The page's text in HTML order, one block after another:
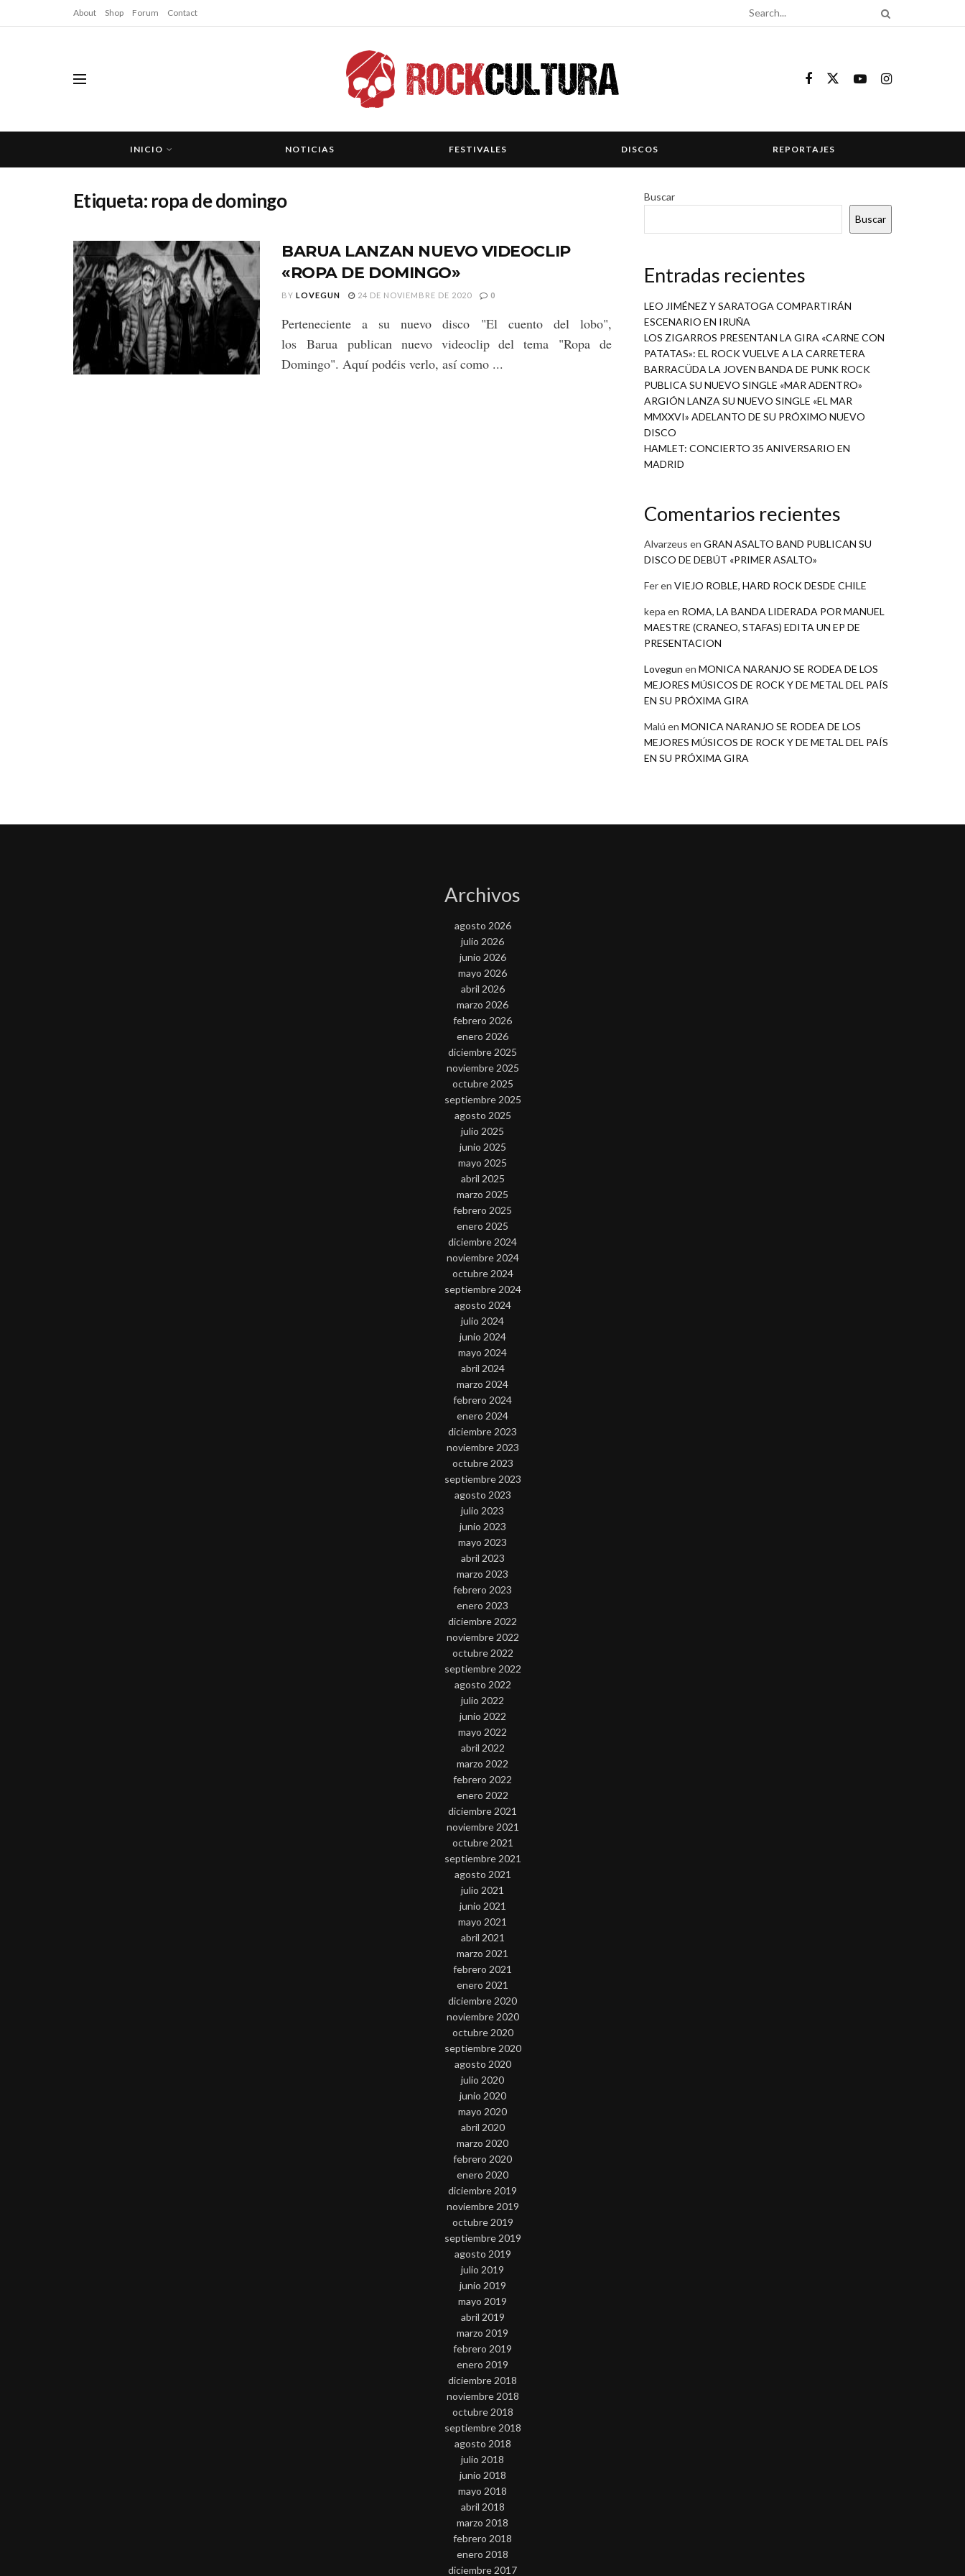
About Shop Forum Contact
INICIO NOTICIAS FESTIVALES DISCOS REPORTAJES
Etiqueta: ropa de domingo
BARUA LANZAN NUEVO VIDEOCLIP
«ROPA DE DOMINGO»
BY LOVEGUN 24 DE NOVIEMBRE DE 2020 0
Perteneciente a su nuevo disco "El cuento del lobo",
los Barua publican nuevo videoclip del tema "Ropa de
Domingo". Aquí podéis verlo, así como ...
Buscar
Buscar
Entradas recientes
LEO JIMÉNEZ Y SARATOGA COMPARTIRÁN
ESCENARIO EN IRUÑA
LOS ZIGARROS PRESENTAN LA GIRA «CARNE CON
PATATAS»: EL ROCK VUELVE A LA CARRETERA
BARRACÜDA LA JOVEN BANDA DE PUNK ROCK
PUBLICA SU NUEVO SINGLE «MAR ADENTRO»
ARGIÓN LANZA SU NUEVO SINGLE «EL MAR
MMXXVI» ADELANTO DE SU PRÓXIMO NUEVO
DISCO
HAMLET: CONCIERTO 35 ANIVERSARIO EN
MADRID
Comentarios recientes
Alvarzeus en GRAN ASALTO BAND PUBLICAN SU
DISCO DE DEBÚT «PRIMER ASALTO»
Feren VIEJO ROBLE, HARD ROCK DESDE CHILE
kepa en ROMA, LA BANDA LIDERADA POR MANUEL
MAESTRE (CRANEO, STAFAS) EDITA UN EP DE
PRESENTACION
Lovegun en MONICA NARANJO SE RODEA DE LOS
MEJORES MÚSICOS DE ROCK Y DE METAL DEL PAÍS
EN SU PRÓXIMA GIRA
Malú en MONICA NARANJO SE RODEA DE LOS
MEJORES MÚSICOS DE ROCK Y DE METAL DEL PAÍS
EN SU PRÓXIMA GIRA
Archivos
agosto 2026
julio 2026
junio 2026
mayo 2026
abril 2026
marzo 2026
febrero 2026
enero 2026
diciembre 2025
noviembre 2025
octubre 2025
septiembre 2025
agosto 2025
julio 2025
junio 2025
mayo 2025
abril 2025
marzo 2025
febrero 2025
enero 2025
diciembre 2024
noviembre 2024
octubre 2024
septiembre 2024
agosto 2024
julio 2024
junio 2024
mayo 2024
abril 2024
marzo 2024
febrero 2024
enero 2024
diciembre 2023
noviembre 2023
octubre 2023
septiembre 2023
agosto 2023
julio 2023
junio 2023
mayo 2023
abril 2023
marzo 2023
febrero 2023
enero 2023
diciembre 2022
noviembre 2022
octubre 2022
septiembre 2022
agosto 2022
julio 2022
junio 2022
mayo 2022
abril 2022
marzo 2022
febrero 2022
enero 2022
diciembre 2021
noviembre 2021
octubre 2021
septiembre 2021
agosto 2021
julio 2021
junio 2021
mayo 2021
abril 2021
marzo 2021
febrero 2021
enero 2021
diciembre 2020
noviembre 2020
octubre 2020
septiembre 2020
agosto 2020
julio 2020
junio 2020
mayo 2020
abril 2020
marzo 2020
febrero 2020
enero 2020
diciembre 2019
noviembre 2019
octubre 2019
septiembre 2019
agosto 2019
julio 2019
junio 2019
mayo 2019
abril 2019
marzo 2019
febrero 2019
enero 2019
diciembre 2018
noviembre 2018
octubre 2018
septiembre 2018
agosto 2018
julio 2018
junio 2018
mayo 2018
abril 2018
marzo 2018
febrero 2018
enero 2018
diciembre 2017